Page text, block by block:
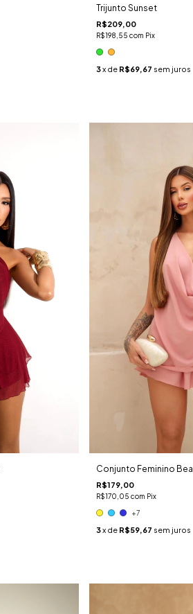
Trijunto Sunset
R$209,00
R$198,55 com Pix
3x de R$69,67 sem juros
Conjunto Feminino Bea
R$179,00
R$170,05 com Pix
+7
3x de R$59,67 sem juros